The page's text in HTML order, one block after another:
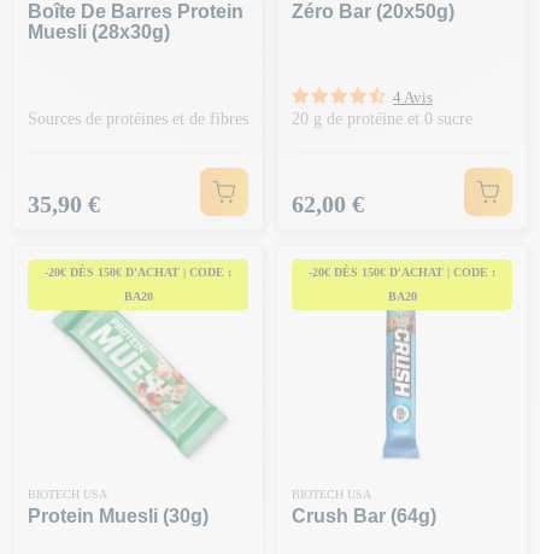
Boîte De Barres Protein
Muesli (28x30g)
Sources de protéines et de fibres
Prix
35,90 €
Zéro Bar (20x50g)
4 Avis
20 g de protéine et 0 sucre
Prix
62,00 €
-20€ DÈS 150€ D'ACHAT | CODE :
BA20
BIOTECH USA
Protein Muesli (30g)
-20€ DÈS 150€ D'ACHAT | CODE :
BA20
BIOTECH USA
Crush Bar (64g)